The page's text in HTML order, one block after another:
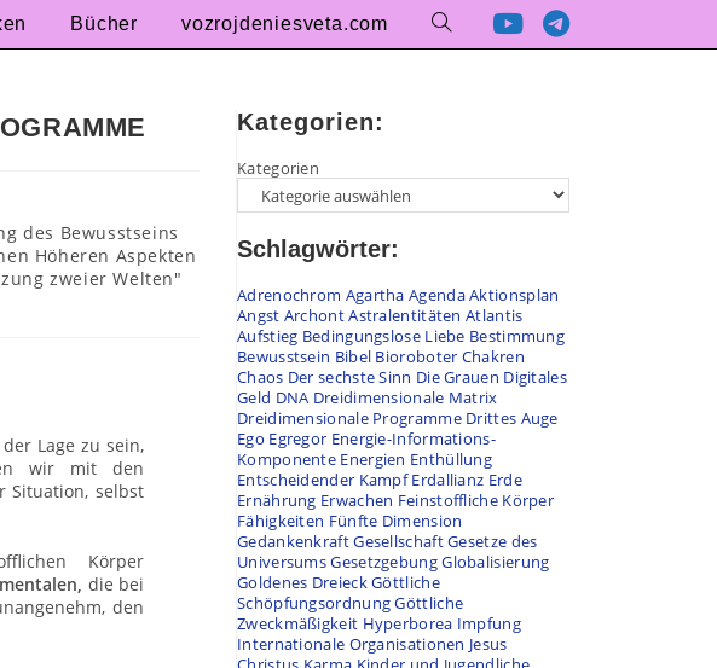
Bücher vozrojdeniesveta.com
des Bewusstseins
Höheren Aspekten
zweier Welten"
Lage zu sein,
wir mit den
Situation, selbst
Körper
die bei
den
Kategorien:
Kategorien
Schlagwörter:
Adrenochrom Agartha AgendaAktionsplan
Angst ArchontAstralentitäten Atlantis
Aufstieg Bedingungslose Liebe Bestimmung
Bewusstsein Bibel Bioroboter Chakren
Chaos Der sechste Sinn Die Grauen Digitales
Geld DNA Dreidimensionale Matrix
Dreidimensionale Programme Drittes Auge
Ego Egregor Energie-Informations-
Komponente Energien Enthüllung
Entscheidender Kampf Erdallianz Erde
Ernährung Erwachen Feinstoffliche Körper
Fähigkeiten Fünfte Dimension
GedankenkraftGesellschaftGesetze des
UniversumsGesetzgebungGlobalisierung
Goldenes DreieckGöttliche
SchöpfungsordnungGöttliche
Zweckmäßigkeit Hyperborea Impfung
Internationale Organisationen Jesus